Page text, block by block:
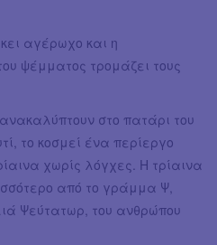
αγέρωχο και η
ψέμματος τρομάζει τους
στο πατάρι του
το κοσμεί ένα περίεργο
χωρίς λόγχες. Η τρίαινα
από το γράμμα Ψ,
Ψεύτατωρ, του ανθρώπου